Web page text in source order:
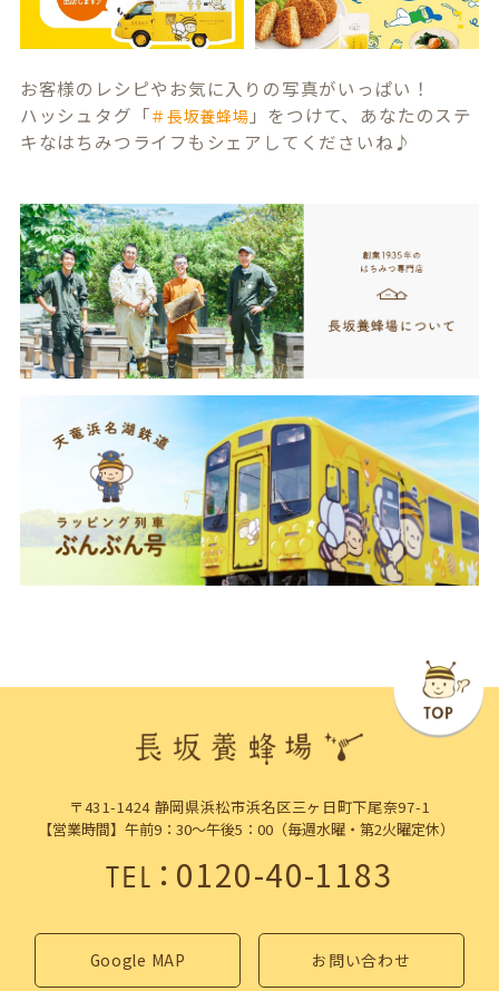
お客様のレシピやお気に入りの写真がいっぱい！
ハッシュタグ「＃長坂養蜂場 」をつけて、あなたのステ
キなはちみつライフもシェアしてくださいね♪
〒431-1424 静岡県浜松市浜名区三ヶ日町下尾奈97-1
【営業時間】午前9：30～午後5：00（毎週水曜・第2火曜定休）
TEL：0120-40-1183
Google MAP お問い合わせ